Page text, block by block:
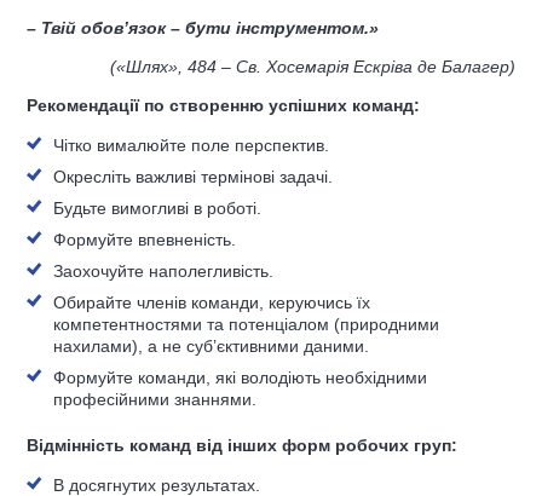
– Твій обов’язок – бути інструментом.»
(«Шлях», 484 – Св. Хосемарія Ескріва де Балагер)
Рекомендації по створенню успішних команд:
Чітко вималюйте поле перспектив.
Окресліть важливі термінові задачі.
Будьте вимогливі в роботі.
Формуйте впевненість.
Заохочуйте наполегливість.
Обирайте членів команди, керуючись їх
компетентностями та потенціалом (природними
нахилами), а не суб’єктивними даними.
Формуйте команди, які володіють необхідними
професійними знаннями.
Відмінність команд від інших форм робочих груп:
В досягнутих результатах.